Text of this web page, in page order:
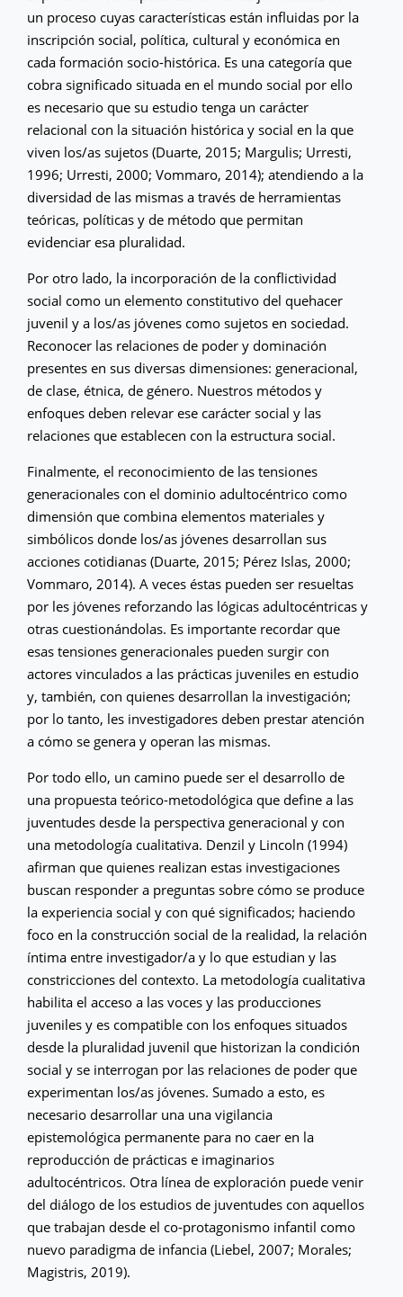
un proceso cuyas características están influidas por la
inscripción social, política, cultural y económica en
cada formación socio-histórica. Es una categoría que
cobra significado situada en el mundo social por ello
es necesario que su estudio tenga un carácter
relacional con la situación histórica y social en la que
viven los/as sujetos (Duarte, 2015; Margulis; Urresti,
1996; Urresti, 2000; Vommaro, 2014); atendiendo a la
diversidad de las mismas a través de herramientas
teóricas, políticas y de método que permitan
evidenciar esa pluralidad.
Por otro lado, la incorporación de la conflictividad
social como un elemento constitutivo del quehacer
juvenil y a los/as jóvenes como sujetos en sociedad.
Reconocer las relaciones de poder y dominación
presentes en sus diversas dimensiones: generacional,
de clase, étnica, de género. Nuestros métodos y
enfoques deben relevar ese carácter social y las
relaciones que establecen con la estructura social.
Finalmente, el reconocimiento de las tensiones
generacionales con el dominio adultocéntrico como
dimensión que combina elementos materiales y
simbólicos donde los/as jóvenes desarrollan sus
acciones cotidianas (Duarte, 2015; Pérez Islas, 2000;
Vommaro, 2014). A veces éstas pueden ser resueltas
por les jóvenes reforzando las lógicas adultocéntricas y
otras cuestionándolas. Es importante recordar que
esas tensiones generacionales pueden surgir con
actores vinculados a las prácticas juveniles en estudio
y, también, con quienes desarrollan la investigación;
por lo tanto, les investigadores deben prestar atención
a cómo se genera y operan las mismas.
Por todo ello, un camino puede ser el desarrollo de
una propuesta teórico-metodológica que define a las
juventudes desde la perspectiva generacional y con
una metodología cualitativa. Denzil y Lincoln (1994)
afirman que quienes realizan estas investigaciones
buscan responder a preguntas sobre cómo se produce
la experiencia social y con qué significados; haciendo
foco en la construcción social de la realidad, la relación
íntima entre investigador/a y lo que estudian y las
constricciones del contexto. La metodología cualitativa
habilita el acceso a las voces y las producciones
juveniles y es compatible con los enfoques situados
desde la pluralidad juvenil que historizan la condición
social y se interrogan por las relaciones de poder que
experimentan los/as jóvenes. Sumado a esto, es
necesario desarrollar una una vigilancia
epistemológica permanente para no caer en la
reproducción de prácticas e imaginarios
adultocéntricos. Otra línea de exploración puede venir
del diálogo de los estudios de juventudes con aquellos
que trabajan desde el co-protagonismo infantil como
nuevo paradigma de infancia (Liebel, 2007; Morales;
Magistris, 2019).